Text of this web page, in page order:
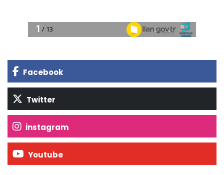
Facebook
Twitter
İnstagram
Youtube